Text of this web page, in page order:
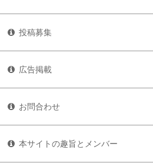
投稿募集
広告掲載
お問合わせ
本サイトの趣旨とメンバー